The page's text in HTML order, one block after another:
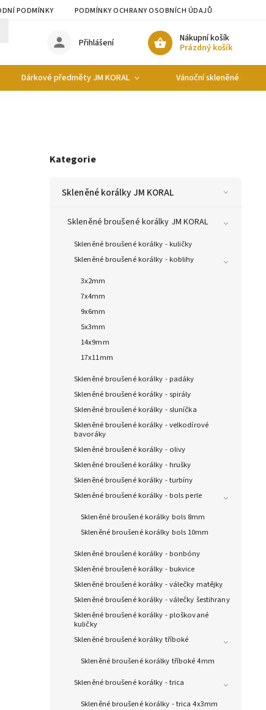
PODMÍNKY PODMÍNKY OCHRANY OSOBNÍCH ÚDAJŮ
Nákupní košík
Prázdný košík
Přihlášení
Dárkové předměty JM KORAL Vánoční skleněné
Kategorie
Skleněné korálky JM KORAL
Skleněné broušené korálky JM KORAL
Skleněné broušené korálky - kuličky
Skleněné broušené korálky - koblihy
3x2mm
7x4mm
9x6mm
5x3mm
14x9mm
17x11mm
Skleněné broušené korálky - padáky
Skleněné broušené korálky - spirály
Skleněné broušené korálky - sluníčka
Skleněné broušené korálky - velkodírové
bavoráky
Skleněné broušené korálky - olivy
Skleněné broušené korálky - hrušky
Skleněné broušené korálky - turbíny
Skleněné broušené korálky - bols perle
Skleněné broušené korálky bols 8mm
Skleněné broušené korálky bols 10mm
Skleněné broušené korálky - bonbóny
Skleněné broušené korálky - bukvice
Skleněné broušené korálky - válečky matějky
Skleněné broušené korálky - válečky šestihrany
Skleněné broušené korálky - ploškované
kuličky
Skleněné broušené korálky tříboké
Skleněné broušené korálky tříboké 4mm
Skleněné broušené korálky - trica
Skleněné broušené korálky - trica 4x3mm